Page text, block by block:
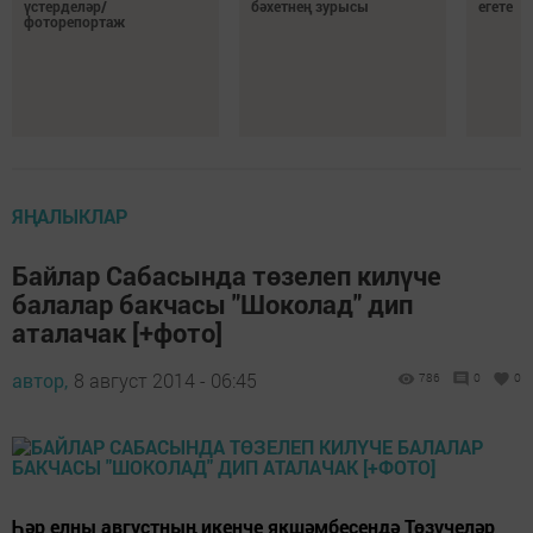
үстерделәр/
фоторепортаж
бәхетнең зурысы
егете
ЯҢАЛЫКЛАР
Байлар Сабасында төзелеп килүче
балалар бакчасы "Шоколад" дип
аталачак [+фото]
автор, 8 август 2014 - 06:45 786 0 0
Һәр елны августның икенче якшәмбесендә Төзүчеләр